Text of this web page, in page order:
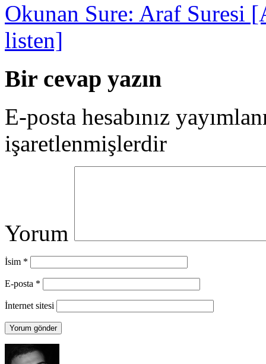
Okunan Sure: Araf Suresi
listen]
Bir cevap yazın
E-posta hesabınız
işaretlenmişlerdir
Yorum
İsim *
E-posta *
İnternet sitesi